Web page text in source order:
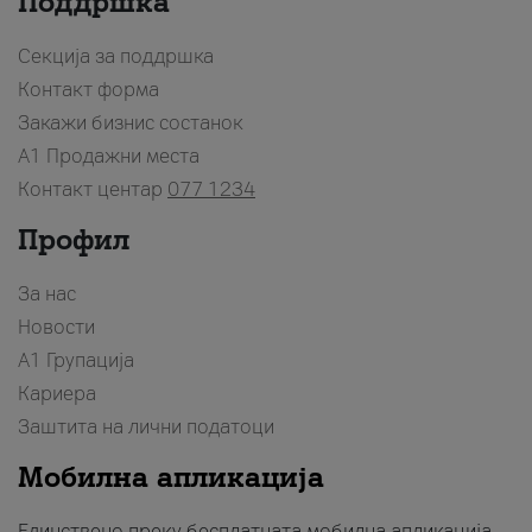
Секција за поддршка
Контакт форма
Закажи бизнис состанок
A1 Продажни места
Контакт центар 077 1234
Профил
За нас
Новости
А1 Групација
Кариера
Заштита на лични податоци
Мобилна апликација